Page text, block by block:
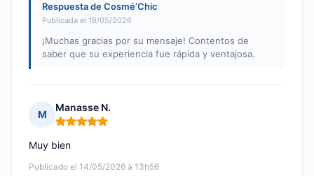
Respuesta de Cosmé’Chic
Publicada el 18/05/2026
¡Muchas gracias por su mensaje! Contentos de
saber que su experiencia fue rápida y ventajosa.
M
Manasse N.
Nota: 5 de 5
Publicado el 14/05/2026 à 13h56
Muy bien